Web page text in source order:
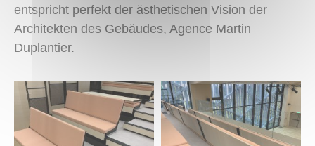
entspricht perfekt der ästhetischen Vision der
Architekten des Gebäudes, Agence Martin
Duplantier.